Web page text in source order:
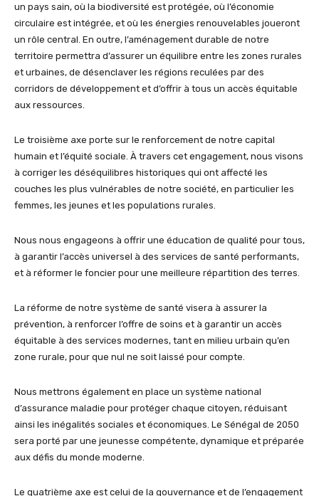
un pays sain, où la biodiversité est protégée, où l’économie
circulaire est intégrée, et où les énergies renouvelables joueront
un rôle central. En outre, l’aménagement durable de notre
territoire permettra d’assurer un équilibre entre les zones rurales
et urbaines, de désenclaver les régions reculées par des
corridors de développement et d’offrir à tous un accès équitable
aux ressources.
Le troisième axe porte sur le renforcement de notre capital
humain et l’équité sociale. À travers cet engagement, nous visons
à corriger les déséquilibres historiques qui ont affecté les
couches les plus vulnérables de notre société, en particulier les
femmes, les jeunes et les populations rurales.
Nous nous engageons à offrir une éducation de qualité pour tous,
à garantir l’accès universel à des services de santé performants,
et à réformer le foncier pour une meilleure répartition des terres.
La réforme de notre système de santé visera à assurer la
prévention, à renforcer l’offre de soins et à garantir un accès
équitable à des services modernes, tant en milieu urbain qu’en
zone rurale, pour que nul ne soit laissé pour compte.
Nous mettrons également en place un système national
d’assurance maladie pour protéger chaque citoyen, réduisant
ainsi les inégalités sociales et économiques. Le Sénégal de 2050
sera porté par une jeunesse compétente, dynamique et préparée
aux défis du monde moderne.
Le quatrième axe est celui de la gouvernance et de l’engagement